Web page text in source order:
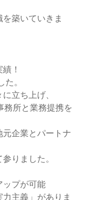
築いていきま
！
。
立ち上げ、
務所と業務提携を
企業とパートナ
りました。
プが可能
主義」がありま